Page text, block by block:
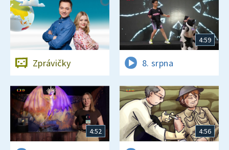
Zprávičky
4:59
8. srpna
4:52 4:56